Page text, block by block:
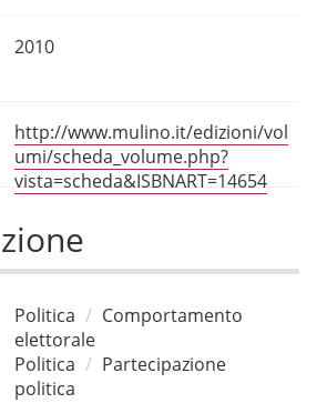
2010
http://www.mulino.it/edizioni/vol
umi/scheda_volume.php?
vista=scheda&ISBNART=14654
Politica
Comportamento
elettorale
Politica
Partecipazione
politica